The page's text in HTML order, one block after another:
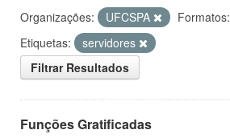
Organizações: UFCSPA Formatos:
Etiquetas:
servidores
Filtrar Resultados
Funções Gratificadas